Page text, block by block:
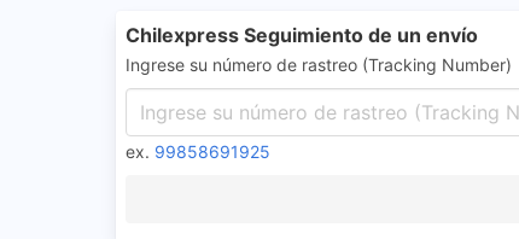
Chilexpress Seguimiento de un envío
Ingrese su número de rastreo (Tracking Number)
ex. 99858691925